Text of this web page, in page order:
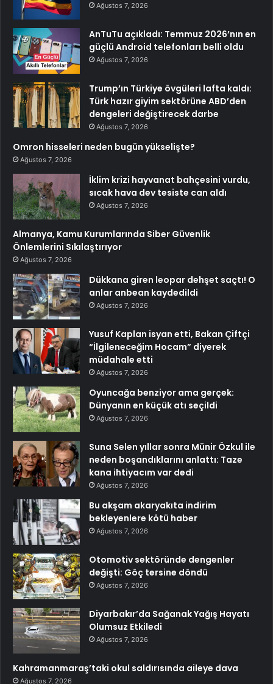
Ağustos 7, 2026
AnTuTu açıkladı: Temmuz 2026’nın en
güçlü Android telefonları belli oldu
Ağustos 7, 2026
Trump’ın Türkiye övgüleri lafta kaldı:
Türk hazır giyim sektörüne ABD’den
dengeleri değiştirecek darbe
Ağustos 7, 2026
Omron hisseleri neden bugün yükselişte?
Ağustos 7, 2026
İklim krizi hayvanat bahçesini vurdu,
sıcak hava dev tesiste can aldı
Ağustos 7, 2026
Almanya, Kamu Kurumlarında Siber Güvenlik
Önlemlerini Sıkılaştırıyor
Ağustos 7, 2026
Dükkana giren leopar dehşet saçtı! O
anlar anbean kaydedildi
Ağustos 7, 2026
Yusuf Kaplan isyan etti, Bakan Çiftçi
“İlgileneceğim Hocam” diyerek
müdahale etti
Ağustos 7, 2026
Oyuncağa benziyor ama gerçek:
Dünyanın en küçük atı seçildi
Ağustos 7, 2026
Suna Selen yıllar sonra Münir Özkul ile
neden boşandıklarını anlattı: Taze
kana ihtiyacım var dedi
Ağustos 7, 2026
Bu akşam akaryakıta indirim
bekleyenlere kötü haber
Ağustos 7, 2026
Otomotiv sektöründe dengenler
değişti: Göç tersine döndü
Ağustos 7, 2026
Diyarbakır’da Sağanak Yağış Hayatı
Olumsuz Etkiledi
Ağustos 7, 2026
Kahramanmaraş’taki okul saldırısında aileye dava
Ağustos 7, 2026